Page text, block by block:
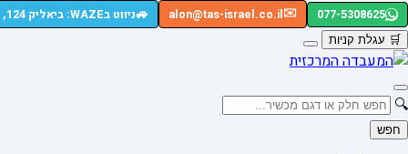
077-5308625
✉️
alon@tas-israel.co.il
🚙ניווט בWAZE: ביאליק 124, רמת גן
🛒 עגלת קניות
🔍
חפש